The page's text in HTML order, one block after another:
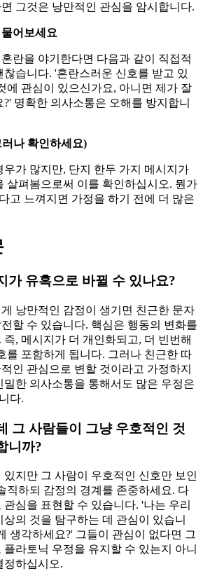
그것은 낭만적인 관심을 암시합니다.
어보세요
란을 야기한다면 다음과 같이 직접적
습니다. '혼란스러운 신호를 받고 있
에 관심이 있으신가요, 아니면 제가 잘
명확한 의사소통은 오해를 방지합니
나 확인하세요)
우가 많지만, 단지 한두 가지 메시지가
살펴봄으로써 이를 확인하십시오. 뭔가
고 느껴지면 가정을 하기 전에 더 많은
가 유혹으로 바뀔 수 있나요?
낭만적인 감정이 생기면 친근한 문자
할 수 있습니다. 핵심은 행동의 변화를
, 메시지가 더 개인화되고, 더 빈번해
를 포함하게 됩니다. 그러나 친근한 따
인 관심으로 변할 것이라고 가정하지
밀한 의사소통을 통해서도 많은 우정은
다.
그 사람들이 그냥 우호적인 것
니까?
지만 그 사람이 우호적인 신호만 보인
직하되 감정의 경계를 존중하세요. 다
심을 표현할 수 있습니다. '나는 우리
의 것을 탐구하는 데 관심이 있습니
생각하세요?' 그들이 관심이 없다면 그
라토닉 우정을 유지할 수 있는지 아니
정하십시오.